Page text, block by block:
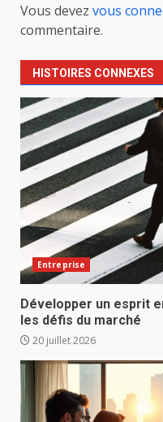
Vous devez vous
commentaire.
HISTOIRES CONNEXES
Entreprise
Développer un esprit
les défis du marché
20 juillet 2026